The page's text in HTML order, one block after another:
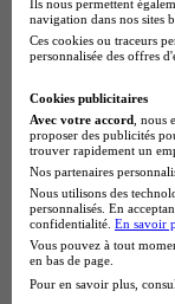
Ils nous permettent
navigation dans nos sites
Ces cookies ou traceurs
personnalisée des offres
Cookies publicitaires
Avec votre accord ,
proposer des publicités
trouver rapidement un
Nos partenaires
Nous utilisons des
personnalisés. En
confidentialité. En savoir
Vous pouvez à tout
en bas de page.
Pour en savoir plus,